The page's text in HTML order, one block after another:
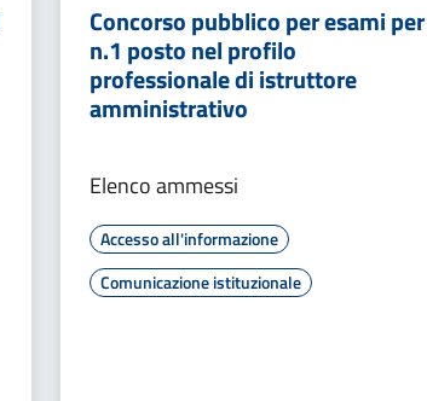
Concorso pubblico per esami per
n.1 posto nel profilo
professionale di istruttore
amministrativo
Elenco ammessi
Accesso all'informazione
Comunicazione istituzionale